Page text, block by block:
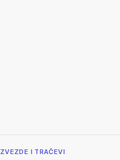
ZVEZDE I TRAČEVI